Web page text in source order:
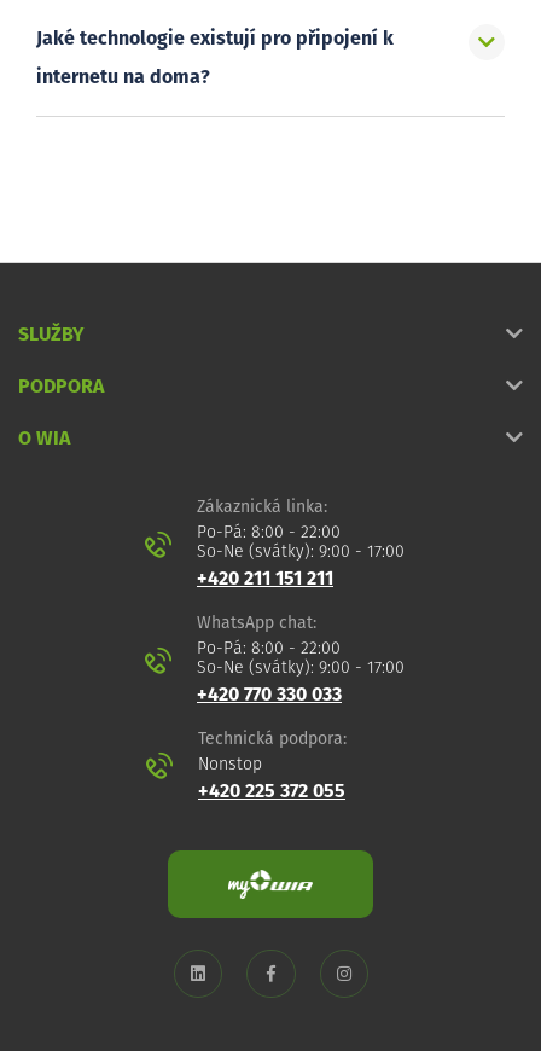
Jaké technologie existují pro připojení k
internetu na doma?
SLUŽBY
PODPORA
O WIA
Zákaznická linka:
Po-Pá: 8:00 - 22:00
So-Ne (svátky): 9:00 - 17:00
+420 211 151 211
WhatsApp chat:
Po-Pá: 8:00 - 22:00
So-Ne (svátky): 9:00 - 17:00
+420 770 330 033
Technická podpora:
Nonstop
+420 225 372 055